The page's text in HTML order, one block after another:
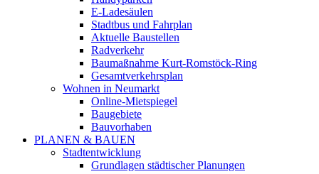
E-Ladesäulen
Stadtbus und Fahrplan
Aktuelle Baustellen
Radverkehr
Baumaßnahme Kurt-Romstöck-Ring
Gesamtverkehrsplan
Wohnen in Neumarkt
Online-Mietspiegel
Baugebiete
Bauvorhaben
PLANEN & BAUEN
Stadtentwicklung
Grundlagen städtischer Planungen